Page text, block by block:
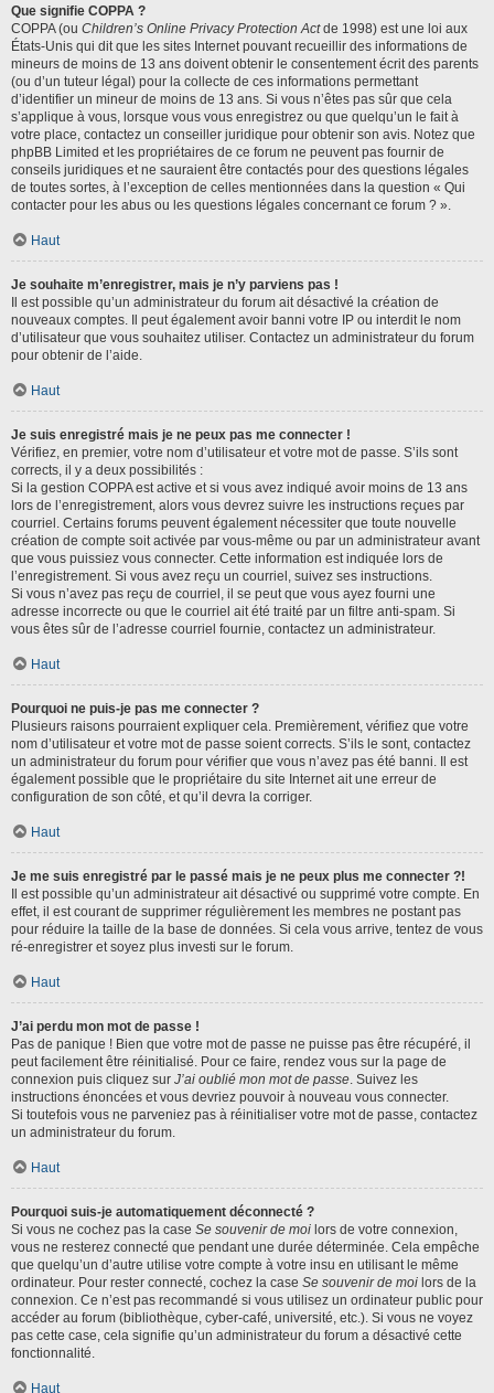
Que signifie COPPA ?
COPPA (ou Children’s Online Privacy Protection Actde 1998) est une loi aux
États-Unis qui dit que les sites Internet pouvant recueillir des informations de
mineurs de moins de 13 ans doivent obtenir le consentement écrit des parents
(ou d’un tuteur légal) pour la collecte de ces informations permettant
d’identifier un mineur de moins de 13 ans. Si vous n’êtes pas sûr que cela
s’applique à vous, lorsque vous vous enregistrez ou que quelqu’un le fait à
votre place, contactez un conseiller juridique pour obtenir son avis. Notez que
phpBB Limited et les propriétaires de ce forum ne peuvent pas fournir de
conseils juridiques et ne sauraient être contactés pour des questions légales
de toutes sortes, à l’exception de celles mentionnées dans la question « Qui
contacter pour les abus ou les questions légales concernant ce forum ? ».
Haut
Je souhaite m’enregistrer, mais je n’y parviens pas !
Il est possible qu’un administrateur du forum ait désactivé la création de
nouveaux comptes. Il peut également avoir banni votre IP ou interdit le nom
d’utilisateur que vous souhaitez utiliser. Contactez un administrateur du forum
pour obtenir de l’aide.
Haut
Je suis enregistré mais je ne peux pas me connecter !
Vérifiez, en premier, votre nom d’utilisateur et votre mot de passe. S’ils sont
corrects, il y a deux possibilités :
Si la gestion COPPA est active et si vous avez indiqué avoir moins de 13 ans
lors de l’enregistrement, alors vous devrez suivre les instructions reçues par
courriel. Certains forums peuvent également nécessiter que toute nouvelle
création de compte soit activée par vous-même ou par un administrateur avant
que vous puissiez vous connecter. Cette information est indiquée lors de
l’enregistrement. Si vous avez reçu un courriel, suivez ses instructions.
Si vous n’avez pas reçu de courriel, il se peut que vous ayez fourni une
adresse incorrecte ou que le courriel ait été traité par un filtre anti-spam. Si
vous êtes sûr de l’adresse courriel fournie, contactez un administrateur.
Haut
Pourquoi ne puis-je pas me connecter ?
Plusieurs raisons pourraient expliquer cela. Premièrement, vérifiez que votre
nom d’utilisateur et votre mot de passe soient corrects. S’ils le sont, contactez
un administrateur du forum pour vérifier que vous n’avez pas été banni. Il est
également possible que le propriétaire du site Internet ait une erreur de
configuration de son côté, et qu’il devra la corriger.
Haut
Je me suis enregistré par le passé mais je ne peux plus me connecter ?!
Il est possible qu’un administrateur ait désactivé ou supprimé votre compte. En
effet, il est courant de supprimer régulièrement les membres ne postant pas
pour réduire la taille de la base de données. Si cela vous arrive, tentez de vous
ré-enregistrer et soyez plus investi sur le forum.
Haut
J’ai perdu mon mot de passe !
Pas de panique ! Bien que votre mot de passe ne puisse pas être récupéré, il
peut facilement être réinitialisé. Pour ce faire, rendez vous sur la page de
connexion puis cliquez sur J’ai oublié mon mot de passe. Suivez les
instructions énoncées et vous devriez pouvoir à nouveau vous connecter.
Si toutefois vous ne parveniez pas à réinitialiser votre mot de passe, contactez
un administrateur du forum.
Haut
Pourquoi suis-je automatiquement déconnecté ?
Si vous ne cochez pas la case Se souvenir de moi lors de votre connexion,
vous ne resterez connecté que pendant une durée déterminée. Cela empêche
que quelqu’un d’autre utilise votre compte à votre insu en utilisant le même
ordinateur. Pour rester connecté, cochez la case Se souvenir de moi lors de la
connexion. Ce n’est pas recommandé si vous utilisez un ordinateur public pour
accéder au forum (bibliothèque, cyber-café, université, etc.). Si vous ne voyez
pas cette case, cela signifie qu’un administrateur du forum a désactivé cette
fonctionnalité.
Haut